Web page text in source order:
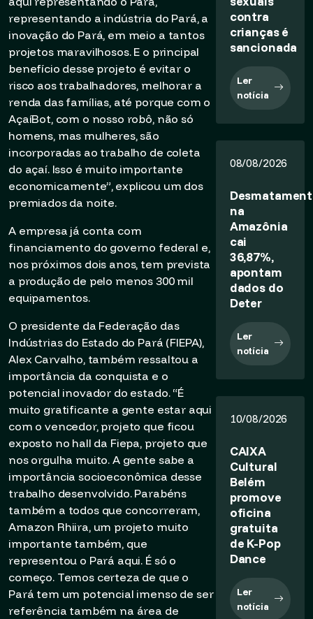
representando a indústria do Pará, a
inovação do Pará, em meio a tantos
projetos maravilhosos. E o principal
benefício desse projeto é evitar o
risco aos trabalhadores, melhorar a
renda das famílias, até porque com o
AçaíBot, com o nosso robô, não só
homens, mas mulheres, são
incorporadas ao trabalho de coleta
do açaí. Isso é muito importante
economicamente”, explicou um dos
premiados da noite.
A empresa já conta com
financiamento do governo federal e,
nos próximos dois anos, tem prevista
a produção de pelo menos 300 mil
equipamentos.
O presidente da Federação das
Indústrias do Estado do Pará (FIEPA),
Alex Carvalho, também ressaltou a
importância da conquista e o
potencial inovador do estado. “É
muito gratificante a gente estar aqui
com o vencedor, projeto que ficou
exposto no hall da Fiepa, projeto que
nos orgulha muito. A gente sabe a
importância socioeconômica desse
trabalho desenvolvido. Parabéns
também a todos que concorreram,
Amazon Rhiira, um projeto muito
importante também, que
representou o Pará aqui. É só o
começo. Temos certeza de que o
Pará tem um potencial imenso de ser
referência também na área de
contra
crianças é
sancionada
Ler
notícia
08/08/2026
na
Amazônia
cai
36,87%,
apontam
dados do
Deter
Ler
notícia
10/08/2026
CAIXA
Cultural
Belém
promove
oficina
gratuita
de K-Pop
Dance
Ler
notícia